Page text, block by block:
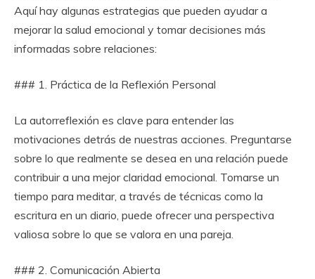
Aquí hay algunas estrategias que pueden ayudar a
mejorar la salud emocional y tomar decisiones más
informadas sobre relaciones:
### 1. Práctica de la Reflexión Personal
La autorreflexión es clave para entender las
motivaciones detrás de nuestras acciones. Preguntarse
sobre lo que realmente se desea en una relación puede
contribuir a una mejor claridad emocional. Tomarse un
tiempo para meditar, a través de técnicas como la
escritura en un diario, puede ofrecer una perspectiva
valiosa sobre lo que se valora en una pareja.
### 2. Comunicación Abierta